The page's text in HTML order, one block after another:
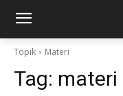
Topik Materi
Tag: materi